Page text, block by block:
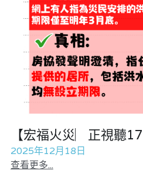
【宏福火災︳正視聽17
2025年12月18日
查看更多...
黃萬成專欄
支聯會案
宏福火災正視聽
正本清源 • 黎智英案
黎智英案審訊
美西媒體謊言實錄
伊美戰爭